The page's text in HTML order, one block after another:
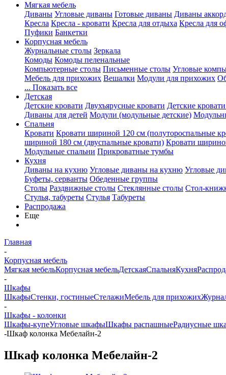
Мягкая мебель
Диваны Угловые диваны Готовые диваны Диваны
Кресла Кресла - кровати Кресла для отдыха Кресла для
Пуфики Банкетки
Корпусная мебель
Журнальные столы Зеркала
Комоды Комоды пеленальные
Компьютерные столы Письменные столы Угловые
Мебель для прихожих Вешалки Модули для прихожих
... Показать все
Детская
Детские кровати Двухъярусные кровати Детские
Диваны для детей Модули (модульные детские)
Спальня
Кровати Кровати шириной 120 см (полутороспальные
шириной 180 см (двуспальные кровати) Кровати
Модульные спальни Прикроватные тумбы
Кухня
Диваны на кухню Угловые диваны на кухню Угловые
Буфеты, серванты Обеденные группы
Столы Раздвижные столы Стеклянные столы Стол-
Стулья, табуреты Стулья Табуреты
Распродажа
Еще
Главная
-
Корпусная мебель
Мягкая мебельКорпусная мебельДетскаяСпальняКухня
-
Шкафы
ШкафыСтенки, гостиныеСтелажиМебель для прихожих
-
Шкафы - колонки
Шкафы-купеУгловые шкафыШкафы распашныеРадиусные
-Шкаф колонка Мебелайн-2
Шкаф колонка Мебелайн-2